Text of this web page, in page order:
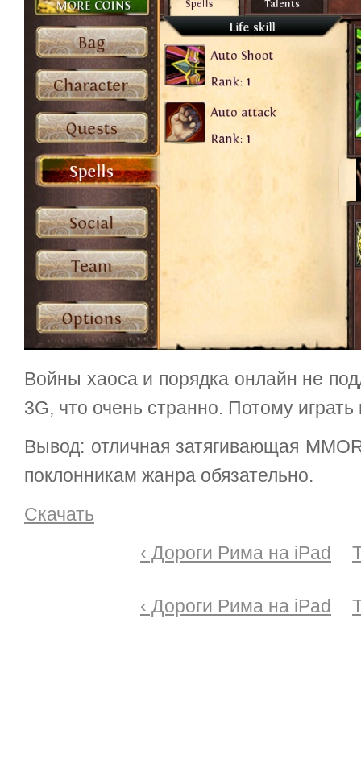
Войны хаоса и порядка онлайн не
3G, что очень странно. Потому играть
Вывод: отличная затягивающая
поклонникам жанра обязательно.
Скачать
‹ Дороги Рима на iPad
‹ Дороги Рима на iPad